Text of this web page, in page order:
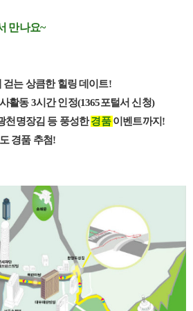
만나요~
는 상큼한 힐링 데이트!
활동 3시간 인정(1365포털서 신청)
천명장김 등 풍성한경품이벤트까지!
경품 추첨!